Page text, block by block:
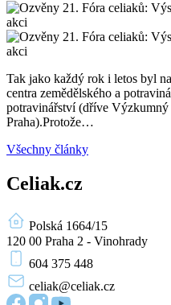
Tak jako každý rok i letos byl
centra zemědělského a
potravinářství (dříve Výzkumný
Praha).Protože…
Všechny články
Celiak.cz
Polská 1664/15
120 00 Praha 2 - Vinohrady
604 375 448
celiak@celiak.cz